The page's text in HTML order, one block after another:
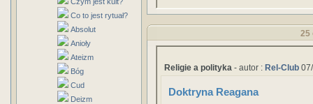
Co to jest rytuał?
Absolut
Anioły
Ateizm
Bóg
Cud
Deizm
25
Religie a polityka - autor : Rel-Club
Doktryna Reagana